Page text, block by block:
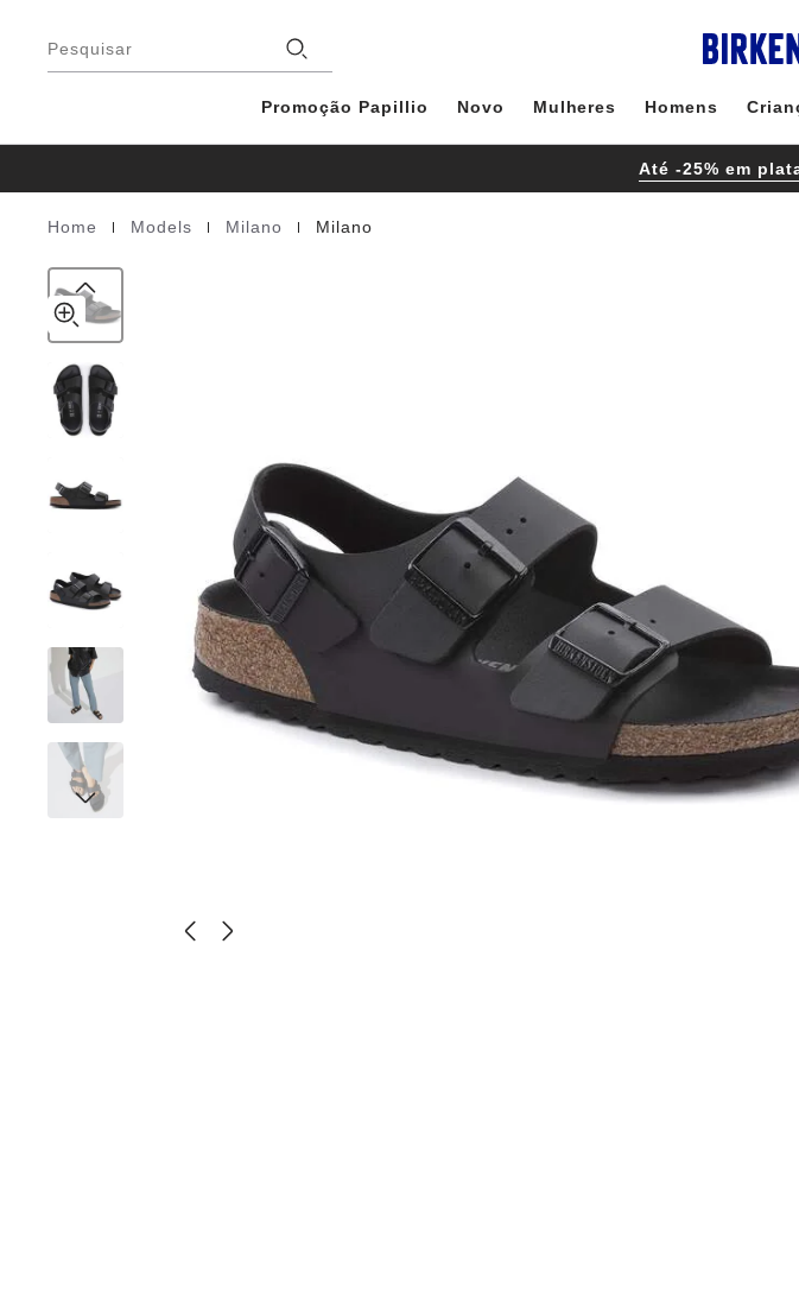
Pesquisar
Promoção Papillio Novo Mulheres Homens
Até -25% em
Homepage
Home Models Milano Milano
product